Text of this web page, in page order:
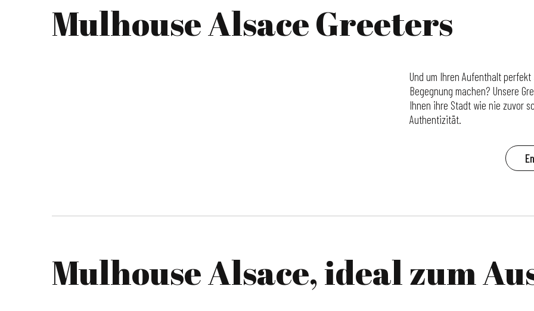
Mulhouse Alsace Greeters
Und um Ihren Aufenthalt
Begegnung machen? Unsere
Ihnen ihre Stadt wie nie zuvor
Authentizität.
Mulhouse Alsace, ideal zum